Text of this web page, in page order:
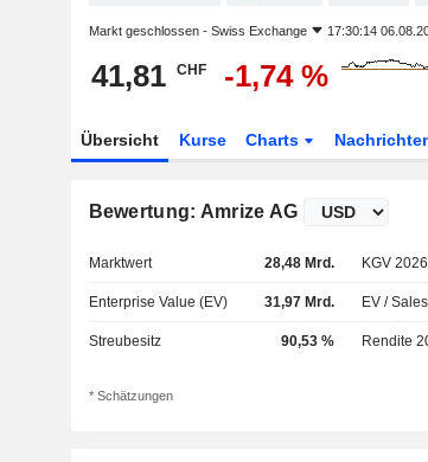
Markt geschlossen - Swiss Exchange 17:30:14
41,81 CHF -1,74 %
Übersicht Kurse Charts
Bewertung: Amrize AG
Marktwert 28,48 Mrd. KGV
Enterprise Value (EV) 31,97 Mrd. EV /
Streubesitz 90,53 % Rendite
* Schätzungen